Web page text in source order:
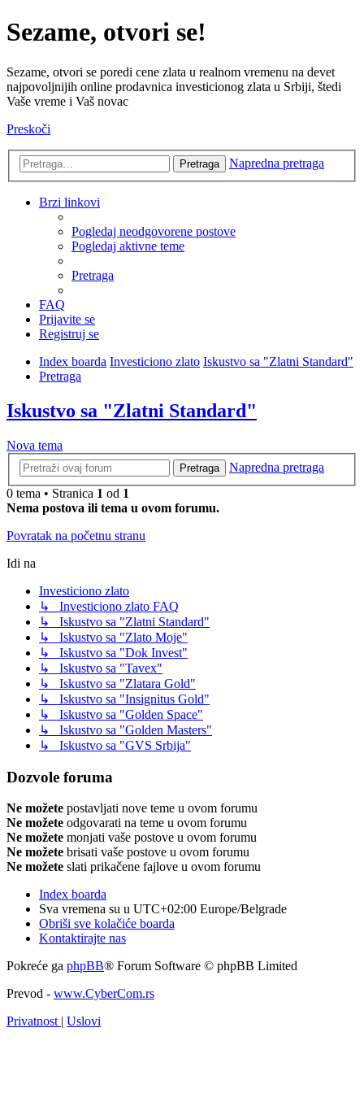
Sezame, otvori se!
Sezame, otvori se poredi cene zlata u realnom vremenu na devet
najpovoljnijih online prodavnica investicionog zlata u Srbiji, štedi
Vaše vreme i Vaš novac
Preskoči
Pretraga Napredna pretraga
Brzi linkovi
Pogledaj neodgovorene postove
Pogledaj aktivne teme
Pretraga
FAQ
Prijavite se
Registruj se
Index boarda Investiciono zlato Iskustvo sa "Zlatni Standard"
Pretraga
Iskustvo sa "Zlatni Standard"
Nova tema
Pretraga
Napredna pretraga
0 tema • Stranica 1 od 1
Nema postova ili tema u ovom forumu.
Povratak na početnu stranu
Idi na
Investiciono zlato
↳ Investiciono zlato FAQ
↳ Iskustvo sa "Zlatni Standard"
↳ Iskustvo sa "Zlato Moje"
↳ Iskustvo sa "Dok Invest"
↳ Iskustvo sa "Tavex"
↳ Iskustvo sa "Zlatara Gold"
↳ Iskustvo sa "Insignitus Gold"
↳ Iskustvo sa "Golden Space"
↳ Iskustvo sa "Golden Masters"
↳ Iskustvo sa "GVS Srbija"
Dozvole foruma
Ne možete postavljati nove teme u ovom forumu
Ne možete odgovarati na teme u ovom forumu
Ne možete monjati vaše postove u ovom forumu
Ne možete brisati vaše postove u ovom forumu
Ne možete slati prikačene fajlove u ovom forumu
Index boarda
Sva vremena su u UTC+02:00 Europe/Belgrade
Obriši sve kolačiće boarda
Kontaktirajte nas
Pokreće ga phpBB® Forum Software © phpBB Limited
Prevod - www.CyberCom.rs
Privatnost | Uslovi